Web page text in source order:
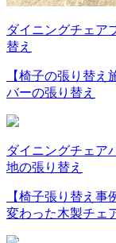
ダイニングチェア
替え
【椅子の張り替
バーの張り替え
ダイニングチェア
地の張り替え
【椅子張り替え
変わった木製チェ